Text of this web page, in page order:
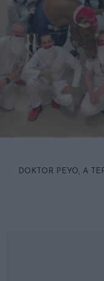
DOKTOR PEYO, A